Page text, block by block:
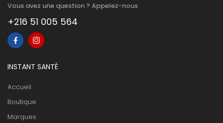
Vous avez une question ? Appelez-nous
+216 51 005 564
INSTANT SANTÉ
Accueil
Boutique
Marques